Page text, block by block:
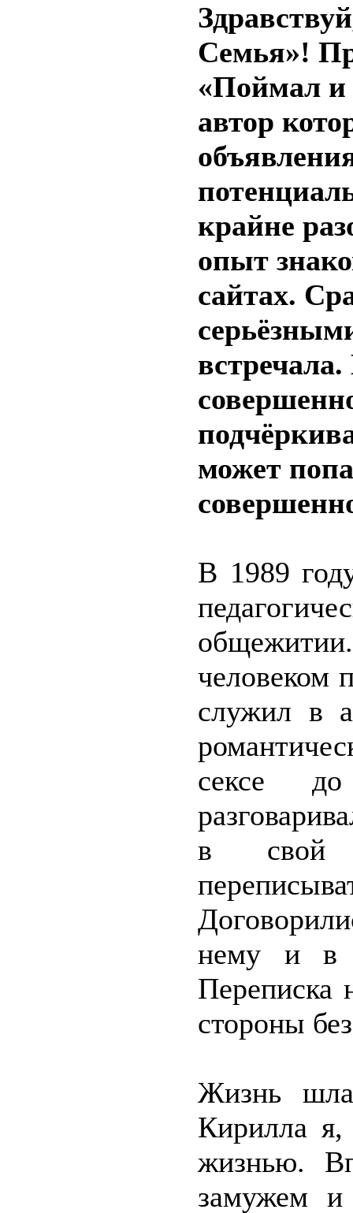
Семья»!
«Поймал и
автор
крайне
опыт
сайтах.
может
В 1989
человеком
служил в
сексе
в свой
нему и в
Переписка
стороны
Жизнь шла
Кирилла я,
жизнью.
замужем и